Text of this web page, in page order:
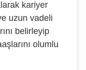
kariyer
uzun vadeli
belirleyip
olumlu